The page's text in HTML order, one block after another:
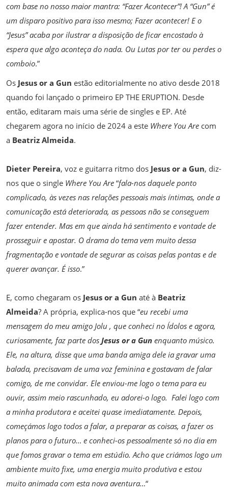
com base no nosso maior mantra: “Fazer Acontecer”! A “Gun” é
um disparo positivo para isso mesmo; Fazer acontecer! E o
“Jesus” acaba por ilustrar a disposição de ficar encostado à
espera que algo aconteça do nada. Ou Lutas por ter ou perdes o
comboio.”
Os Jesus or a Gun estão editorialmente no ativo desde 2018
quando foi lançado o primeiro EP THE ERUPTION. Desde
então, editaram mais uma série de singles e EP. Até
chegarem agora no início de 2024 a este Where You Are com
a Beatriz Almeida.
Dieter Pereira, voz e guitarra ritmo dos Jesus or a Gun, diz-
nos que o single Where You Are “fala-nos daquele ponto
complicado, às vezes nas relações pessoais mais íntimas, onde a
comunicação está deteriorada, as pessoas não se conseguem
fazer entender. Mas em que ainda há sentimento e vontade de
prosseguir e apostar. O drama do tema vem muito dessa
fragmentação e vontade de segurar as coisas pelas pontas e de
querer avançar. É isso.”
E, como chegaram os Jesus or a Gun até à Beatriz
Almeida? A própria, explica-nos que “eu recebi uma
mensagem do meu amigo Jolu , que conheci no Ídolos e agora,
curiosamente, faz parte dos Jesus or a Gun enquanto músico.
Ele, na altura, disse que uma banda amiga dele ia gravar uma
balada, precisavam de uma voz feminina e gostavam de falar
comigo, de me convidar. Ele enviou-me logo o tema para eu
ouvir, assim meio rascunhado, eu adorei-o logo. Falei logo com
a minha produtora e aceitei quase imediatamente. Depois,
começámos logo todos a falar, a preparar as coisas, a fazer os
planos para o futuro… e conheci-os pessoalmente só no dia em
que fomos gravar o tema em estúdio. Acho que criámos logo um
ambiente muito fixe, uma energia muito produtiva e estou
muito animada com esta nova aventura…“